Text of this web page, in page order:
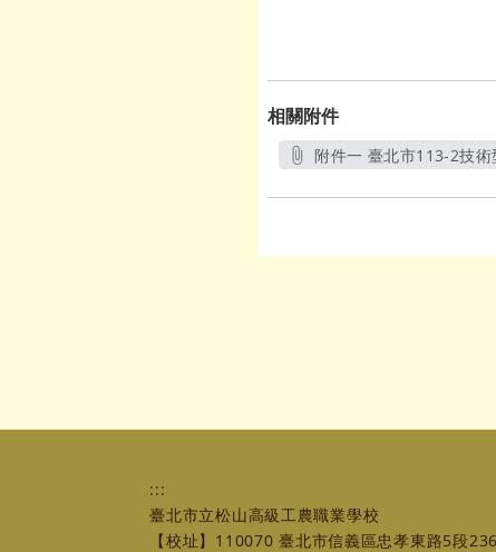
相關附件
附件一 臺北市113-2技
:::
臺北市立松山高級工農職業學校
【校址】110070 臺北市信義區忠孝東路5段